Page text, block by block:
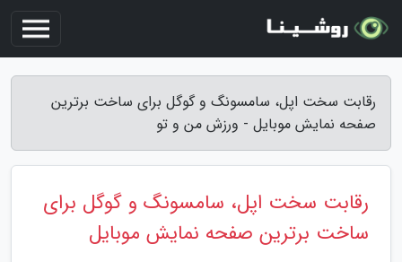
رقابت سخت اپل، سامسونگ و گوگل برای ساخت برترین
صفحه نمایش موبایل - ورزش من و تو
رقابت سخت اپل، سامسونگ و گوگل برای
ساخت برترین صفحه نمایش موبایل